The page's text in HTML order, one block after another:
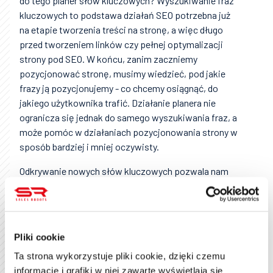
Pliki cookie
Ta strona wykorzystuje pliki cookie, dzięki czemu
informacje i grafiki w niej zawarte wyświetlają się
kluczowych to podstawa działań SEO potrzebna już
na etapie tworzenia treści na stronę, a więc długo
przed tworzeniem linków czy pełnej optymalizacji
strony pod SEO. W końcu, zanim zaczniemy
pozycjonować stronę, musimy wiedzieć, pod jakie
frazy ją pozycjonujemy - co chcemy osiągnąć, do
jakiego użytkownika trafić. Działanie planera nie
ogranicza się jednak do samego wyszukiwania fraz, a
może pomóc w działaniach pozycjonowania strony w
sposób bardziej i mniej oczywisty.
Odkrywanie nowych słów kluczowych pozwala nam
nie tylko dobrać odpowiednie frazy do działań SEO, ale
też tak zwane długie ogony, czyli rozszerzenia frazy
pierwsze miejsca organicznych wyników
wyszukiwania jest bardzo zacięta, przez co może się